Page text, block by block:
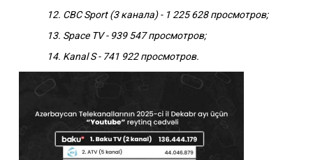
12. CBC Sport (3 канала) - 1 225 628 просмотров;
13. Space TV - 939 547 просмотров;
14. Kanal S - 741 922 просмотров.